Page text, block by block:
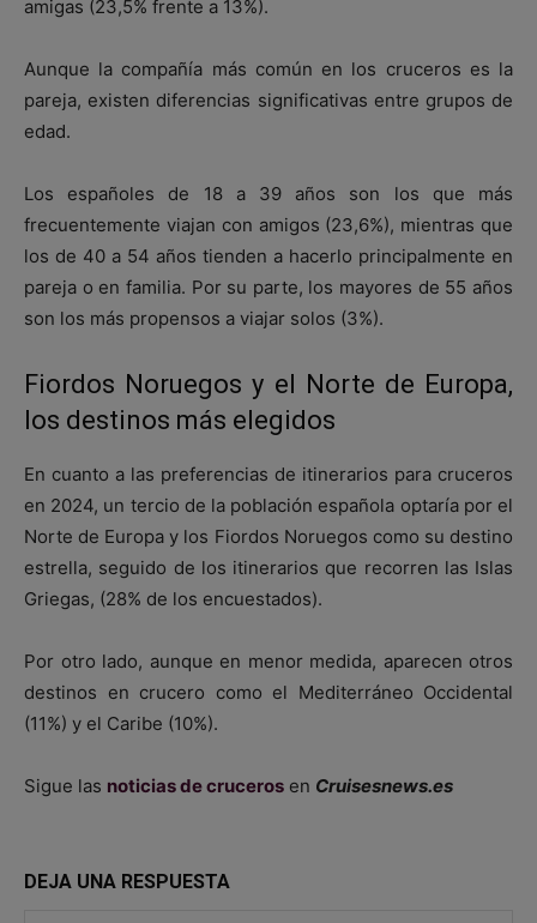
amigas (23,5% frente a 13%).
Aunque la compañía más común en los cruceros es la
pareja, existen diferencias significativas entre grupos de
edad.
Los españoles de 18 a 39 años son los que más
frecuentemente viajan con amigos (23,6%), mientras que
los de 40 a 54 años tienden a hacerlo principalmente en
pareja o en familia. Por su parte, los mayores de 55 años
son los más propensos a viajar solos (3%).
Fiordos Noruegos y el Norte de Europa,
los destinos más elegidos
En cuanto a las preferencias de itinerarios para cruceros
en 2024, un tercio de la población española optaría por el
Norte de Europa y los Fiordos Noruegos como su destino
estrella, seguido de los itinerarios que recorren las Islas
Griegas, (28% de los encuestados).
Por otro lado, aunque en menor medida, aparecen otros
destinos en crucero como el Mediterráneo Occidental
(11%) y el Caribe (10%).
Sigue las noticias de cruceros en Cruisesnews.es
DEJA UNA RESPUESTA